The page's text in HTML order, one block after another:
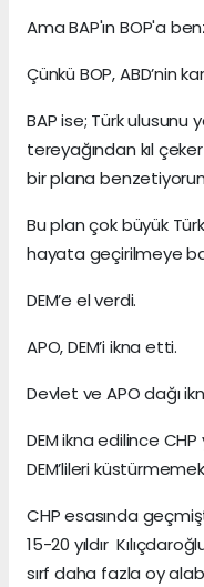
Ama BAP'ın BOP'a
Çünkü BOP, ABD’nin
BAP ise; Türk ulusunu
tereyağından kıl
bir plana
Bu plan çok büyük
hayata geçirilmeye
DEM’e el verdi.
APO, DEM’i ikna etti.
Devlet ve APO dağı
DEM ikna edilince
DEM’lileri
CHP esasında
15-20 yıldır
sırf daha fazla oy